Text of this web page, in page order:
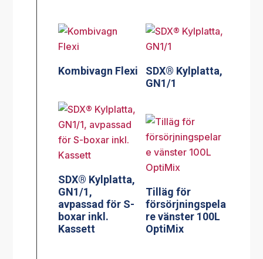
Kombivagn Flexi
SDX® Kylplatta,
GN1/1
SDX® Kylplatta,
GN1/1,
avpassad för S-
boxar inkl.
Kassett
Tilläg för
försörjningspela
re vänster 100L
OptiMix